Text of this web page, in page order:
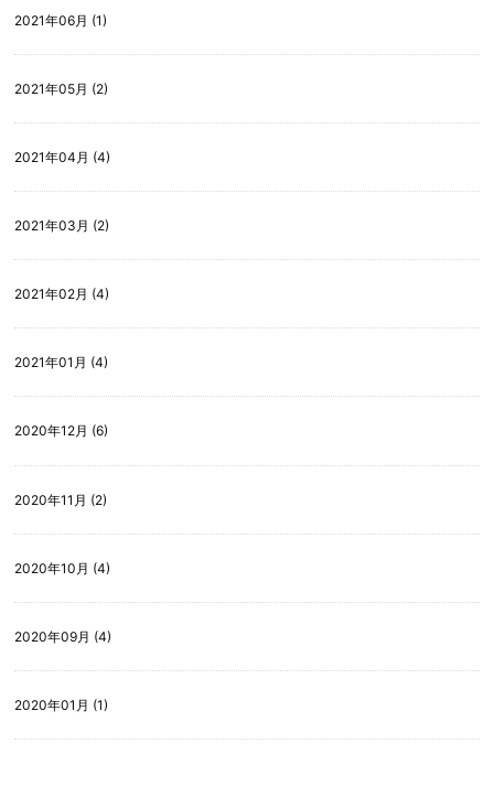
2021年06月 (1)
2021年05月 (2)
2021年04月 (4)
2021年03月 (2)
2021年02月 (4)
2021年01月 (4)
2020年12月 (6)
2020年11月 (2)
2020年10月 (4)
2020年09月 (4)
2020年01月 (1)